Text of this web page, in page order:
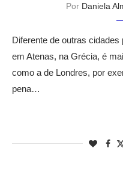
Por Daniela
Diferente de outras
em Atenas, na Grécia, é
como a de Londres, por
pena…